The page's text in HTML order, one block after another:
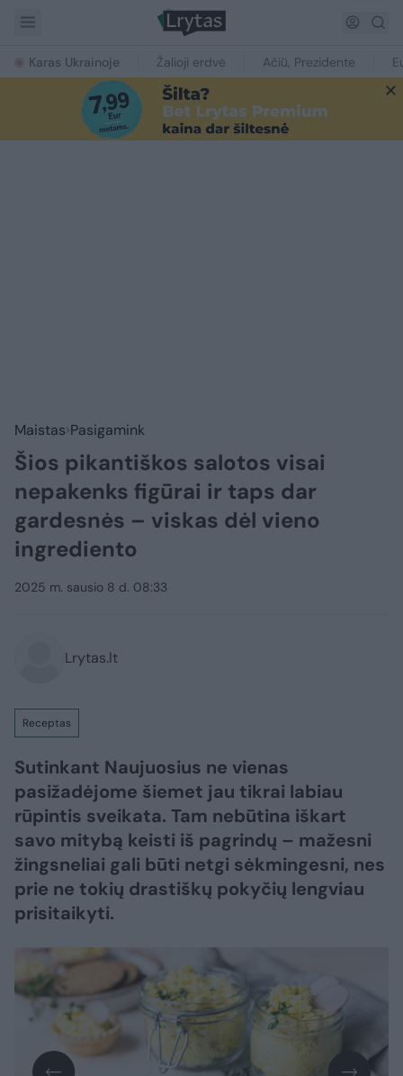
Karas Ukrainoje Žalioji erdvė Ačiū, Prezidente
Maistas Pasigamink
Šios pikantiškos salotos visai
nepakenks figūrai ir taps dar
gardesnės – viskas dėl vieno
ingrediento
2025 m. sausio 8 d. 08:33
Lrytas.lt
Receptas
Sutinkant Naujuosius ne vienas
pasižadėjome šiemet jau tikrai labiau
rūpintis sveikata. Tam nebūtina iškart
savo mitybą keisti iš pagrindų – mažesni
žingsneliai gali būti netgi sėkmingesni, nes
prie ne tokių drastiškų pokyčių lengviau
prisitaikyti.